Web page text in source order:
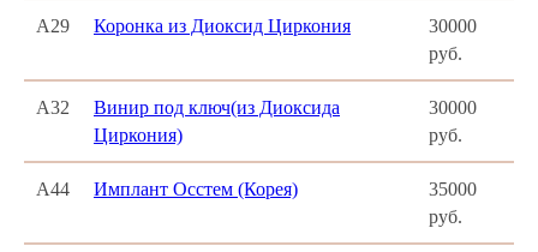
А29 Коронка из Диоксид Циркония
30000
руб.
А32
Винир под ключ(из Диоксида
Циркония)
30000
руб.
А44 Имплант Осстем (Корея)
35000
руб.